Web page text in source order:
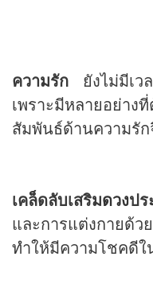
ความรัก ยังไม่มีเว
เพราะมีหลายอย่าง
สัมพันธ์ด้านความรัก
เคล็ดลับเสริมดวงป
และการแต่งกายด้ว
ทำให้มีความโชคดีใ